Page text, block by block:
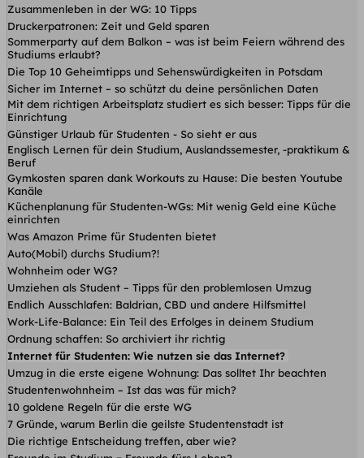
Zusammenleben in der WG: 10 Tipps
Druckerpatronen: Zeit und Geld sparen
Sommerparty auf dem Balkon – was ist beim Feiern während des
Studiums erlaubt?
Die Top 10 Geheimtipps und Sehenswürdigkeiten in Potsdam
Sicher im Internet – so schützt du deine persönlichen Daten
Mit dem richtigen Arbeitsplatz studiert es sich besser: Tipps für die
Einrichtung
Günstiger Urlaub für Studenten - So sieht er aus
Englisch Lernen für dein Studium, Auslandssemester, -praktikum &
Beruf
Gymkosten sparen dank Workouts zu Hause: Die besten Youtube
Kanäle
Küchenplanung für Studenten-WGs: Mit wenig Geld eine Küche
einrichten
Was Amazon Prime für Studenten bietet
Auto(Mobil) durchs Studium?!
Wohnheim oder WG?
Umziehen als Student – Tipps für den problemlosen Umzug
Endlich Ausschlafen: Baldrian, CBD und andere Hilfsmittel
Work-Life-Balance: Ein Teil des Erfolges in deinem Studium
Ordnung schaffen: So archiviert ihr richtig
Internet für Studenten: Wie nutzen sie das Internet?
Umzug in die erste eigene Wohnung: Das solltet Ihr beachten
Studentenwohnheim – Ist das was für mich?
10 goldene Regeln für die erste WG
7 Gründe, warum Berlin die geilste Studentenstadt ist
Die richtige Entscheidung treffen, aber wie?